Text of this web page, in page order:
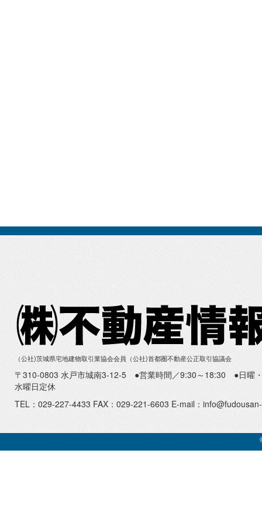
（公社)茨城県宅地建物取引業協会会員（公社)首都圏不動産公正取引協議会
〒310-0803 水戸市城南3-12-5 ●営業時間／9:30～18:30 ●日曜
水曜日定休
TEL：029-227-4433 FAX：029-221-6603 E-mail：